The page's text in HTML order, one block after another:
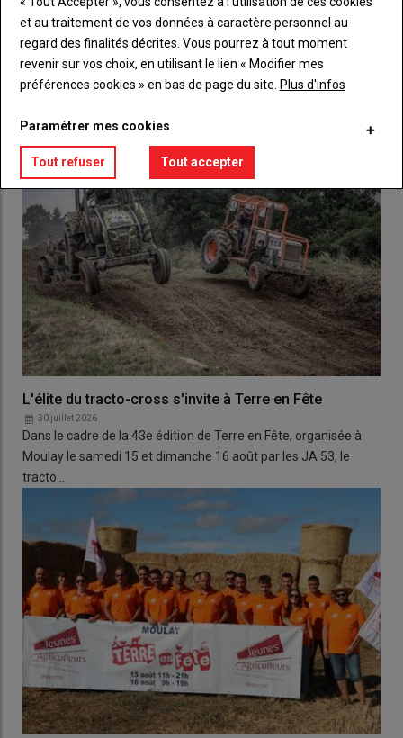
Lien Créez un compte
LES PLUS LUS
L'élite du tracto-cross s'invite à Terre en Fête
30 juillet 2026
Dans le cadre de la 43e édition de Terre en Fête, organisée à
Moulay le samedi 15 et dimanche 16 août par les JA 53, le
tracto…
et au traitement de vos données à caractère personnel au
regard des finalités décrites. Vous pourrez à tout moment
revenir sur vos choix, en utilisant le lien « Modifier mes
préférences cookies » en bas de page du site. Plus d'infos
Paramétrer mes cookies
Tout refuser Tout accepter